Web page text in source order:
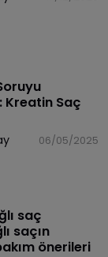
Kreatin Saç
06/05/2025
saç
saçın
önerileri